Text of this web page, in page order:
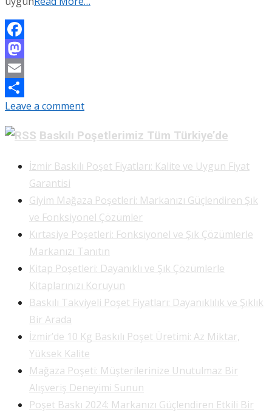
Facebook
Mastodon
Email
Share
Leave a comment
Baskılı Poşetlerimiz Tüm Türkiye’de
İzmir Baskılı Poşet Fiyatları: Kalite ve Uygun Fiyat
Garantisi
Giyim Mağaza Poşetleri: Markanızı Güçlendiren Şık
ve Fonksiyonel Çözümler
Kırtasiye Poşetleri: Fonksiyonel ve Şık Çözümlerle
Markanızı Tanıtın
Kitap Poşetleri: Dayanıklı ve Şık Çözümlerle
Kitaplarınızı Koruyun
Baskılı Takviyeli Poşet Fiyatları: Dayanıklılık ve Şıklık
Bir Arada
İzmir’de 10 Kg Baskılı Poşet Üretimi: Az Miktar,
Yüksek Kalite
Mağaza Poşeti: Müşterilerinize Unutulmaz Bir
Alışveriş Deneyimi Sunun
Poşet Baskı 2024: Markanızı Güçlendiren Etkili Bir